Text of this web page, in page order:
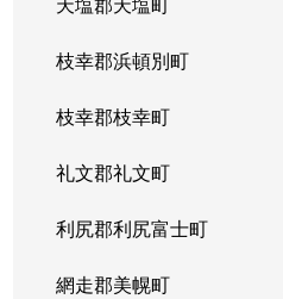
枝幸郡浜頓別町
枝幸郡枝幸町
礼文郡礼文町
利尻郡利尻富士町
網走郡美幌町